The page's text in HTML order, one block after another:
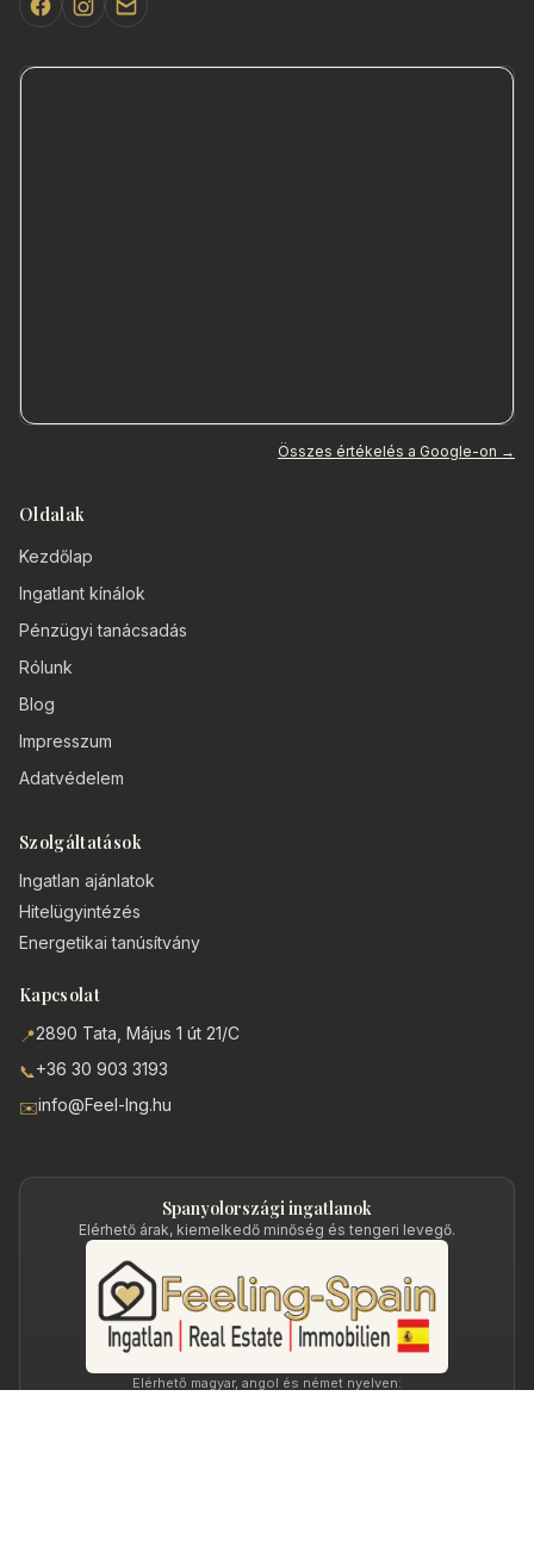
Összes értékelés a Google-on →
Oldalak
Kezdőlap
Ingatlant kínálok
Pénzügyi tanácsadás
Rólunk
Blog
Impresszum
Adatvédelem
Szolgáltatások
Ingatlan ajánlatok
Hitelügyintézés
Energetikai tanúsítvány
Kapcsolat
📍2890 Tata, Május 1 út 21/C
📞+36 30 903 3193
✉️info@Feel-Ing.hu
Spanyolországi ingatlanok
Elérhető árak, kiemelkedő minőség és tengeri levegő.
Elérhető magyar, angol és német nyelven: